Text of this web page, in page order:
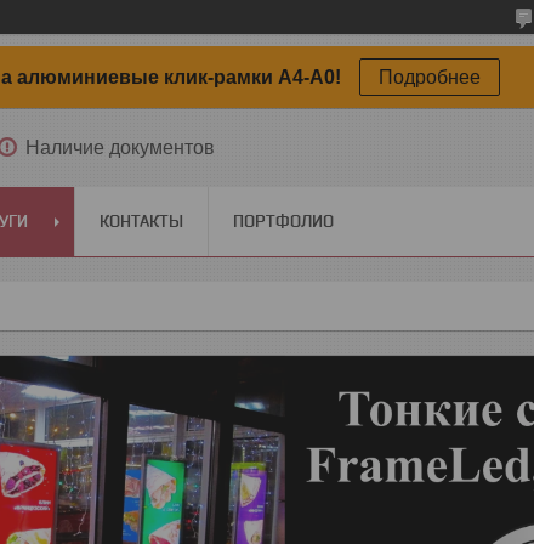
алюминиевые клик-рамки А4-А0! Подробнее
Наличие документов
КОНТАКТЫ ПОРТФОЛИО